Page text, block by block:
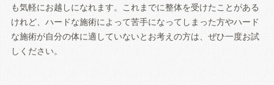
も気軽にお越しになれます。これまでに整体を受けたことがある
けれど、ハードな施術によって苦手になってしまった方やハード
な施術が自分の体に適していないとお考えの方は、ぜひ一度お試
しください。